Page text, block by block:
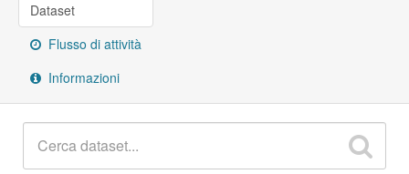
Dataset
Flusso di attività
Informazioni